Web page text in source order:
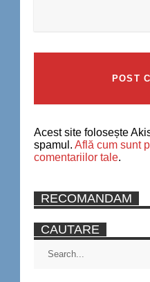
Acest site folosește
spamul. Află cum sunt
comentariilor tale.
RECOMANDAM
CAUTARE